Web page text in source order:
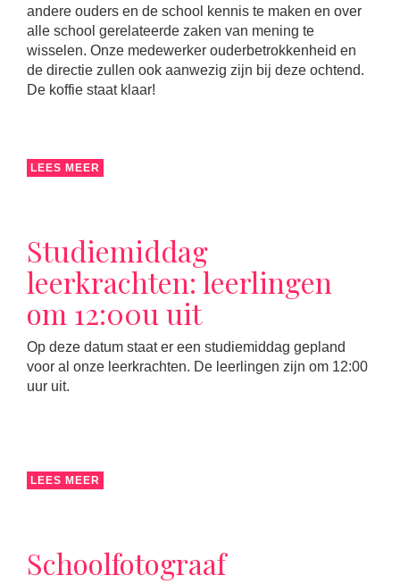
andere ouders en de school kennis te maken en over
alle school gerelateerde zaken van mening te
wisselen. Onze medewerker ouderbetrokkenheid en
de directie zullen ook aanwezig zijn bij deze ochtend.
De koffie staat klaar!
LEES MEER
Studiemiddag
leerkrachten: leerlingen
om 12:00u uit
Op deze datum staat er een studiemiddag gepland
voor al onze leerkrachten. De leerlingen zijn om 12:00
uur uit.
LEES MEER
Schoolfotograaf